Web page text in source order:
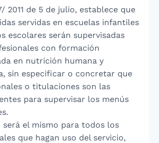
2011 de 5 de julio, establece que
servidas en escuelas infantiles
escolares serán supervisadas
con formación
en nutrición humana y
sin especificar o concretar que
o titulaciones son las
para supervisar los menús
será el mismo para todos los
que hagan uso del servicio,